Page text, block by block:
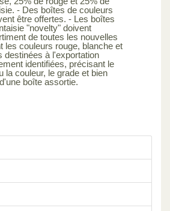
- Des boîtes de couleurs
être offertes. - Les boîtes
"novelty" doivent
de toutes les nouvelles
les couleurs rouge, blanche et
destinées à l'exportation
identifiées, précisant le
la couleur, le grade et bien
boîte assortie.